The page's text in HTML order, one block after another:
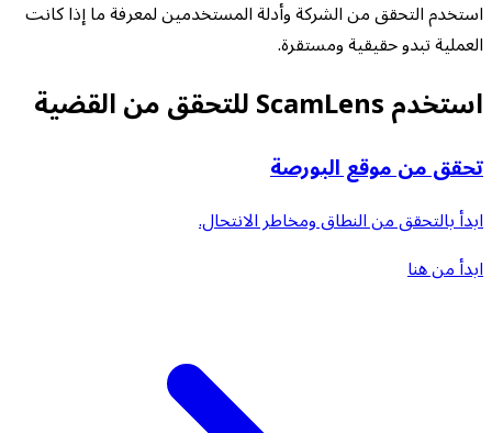
استخدم التحقق من الشركة وأدلة المستخدمين لمعرفة ما إذا كانت
العملية تبدو حقيقية ومستقرة.
استخدم ScamLens للتحقق من القضية
تحقق من موقع البورصة
ابدأ بالتحقق من النطاق ومخاطر الانتحال.
ابدأ من هنا